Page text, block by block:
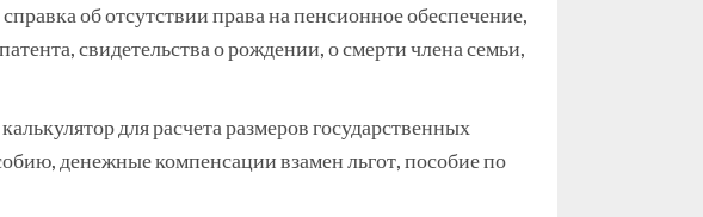
об отсутствии права на пенсионное обеспечение,
свидетельства о рождении, о смерти члена семьи,
для расчета размеров государственных
денежные компенсации взамен льгот, пособие по